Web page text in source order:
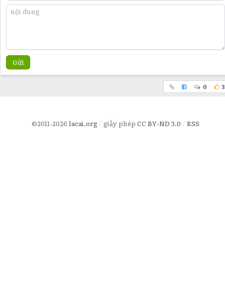
Gửi
0
©2011-2026 lacai.org giấy phép CC BY-ND 3.0 RSS